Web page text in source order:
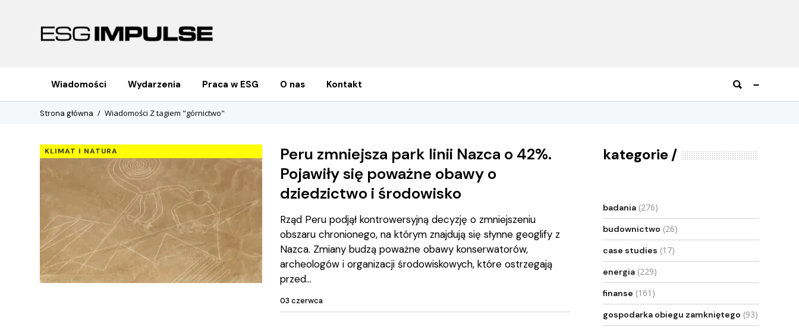
Wiadomości Wydarzenia Praca w ESG O nas Kontakt
Strona główna Wiadomości Z tagiem "górnictwo"
KLIMAT I NATURA
Peru zmniejsza park linii Nazca o 42%.
Pojawiły się poważne obawy o
dziedzictwo i środowisko
Rząd Peru podjął kontrowersyjną decyzję o zmniejszeniu
obszaru chronionego, na którym znajdują się słynne geoglify z
Nazca. Zmiany budzą poważne obawy konserwatorów,
archeologów i organizacji środowiskowych, które ostrzegają
przed
03 czerwca
kategorie
badania (276)
budownictwo (26)
case studies (17)
energia (229)
finanse (161)
gospodarka obiegu zamkniętego (93)